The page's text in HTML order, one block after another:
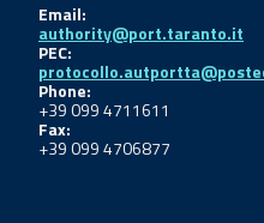
Email:
authority@port.taranto.it
PEC:
Phone:
+39 099 4711611
Fax:
+39 099 4706877